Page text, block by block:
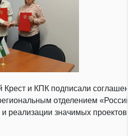
Крест и КПК подписали
отделением
реализации значимых